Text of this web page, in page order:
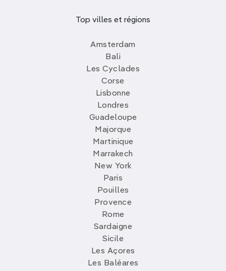
Top villes et régions
Amsterdam
Bali
Les Cyclades
Corse
Lisbonne
Londres
Guadeloupe
Majorque
Martinique
Marrakech
New York
Paris
Pouilles
Provence
Rome
Sardaigne
Sicile
Les Açores
Les Baléares